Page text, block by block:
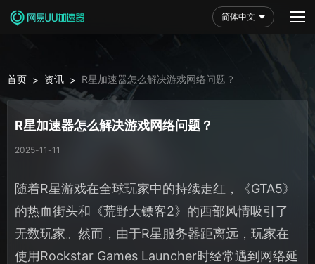
简体中文
首页 > 资讯 > R星加速器怎么解决游戏网络问题？
R星加速器怎么解决游戏网络问题？
2025-11-11
随着R星游戏在全球玩家中的持续走红，《GTA5》
的热血街头和《荒野大镖客2》的西部风情吸引了
无数玩家。然而，由于R星服务器距离远，玩家在
使用Rockstar Games Launcher时经常遇到网络延